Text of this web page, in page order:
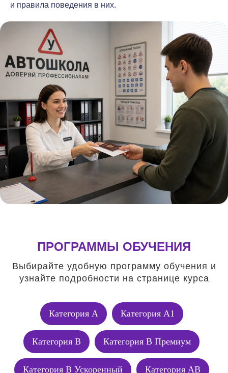
и правила поведения в них.
ПРОГРАММЫ ОБУЧЕНИЯ
Выбирайте удобную программу обучения и
узнайте подробности на странице курса
Категория А Категория А1
Категория В Категория В Премиум
Категория В Ускоренный Категория АВ